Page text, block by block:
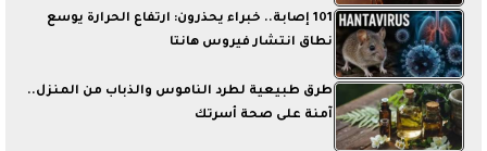
101 إصابة.. خبراء يحذرون: ارتفاع الحرارة يوسع
نطاق انتشار فيروس هانتا
طرق طبيعية لطرد الناموس والذباب من المنزل..
آمنة على صحة أسرتك